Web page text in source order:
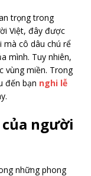
trọng trong
Việt, đây được
mà cô dâu chú rể
mình. Tuy nhiên,
vùng miền. Trong
đến bạn nghi lễ
người
những phong